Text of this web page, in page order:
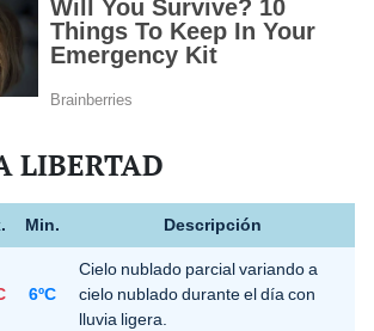
LIBERTAD
Min. Descripción
6ºC
Cielo nublado parcial variando a
cielo nublado durante el día con
lluvia ligera.